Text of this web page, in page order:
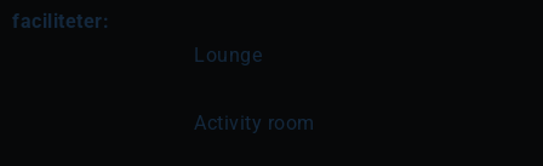
faciliteter:
Lounge
Activity room